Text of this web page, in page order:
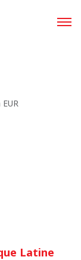
Latine